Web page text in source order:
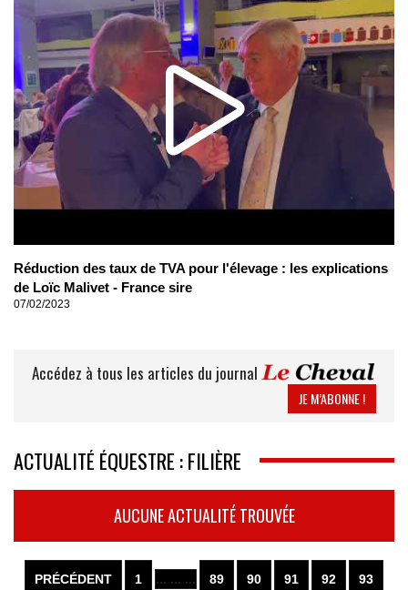
Réduction des taux de TVA pour l'élevage : les explications
de Loïc Malivet - France sire
07/02/2023
Accédez à tous les articles du journal
JE M’ABONNE !
ACTUALITÉ ÉQUESTRE : FILIÈRE
AUCUNE ACTUALITÉ TROUVÉE
PRÉCÉDENT 1 ... ... ... 89 90 91 92 93